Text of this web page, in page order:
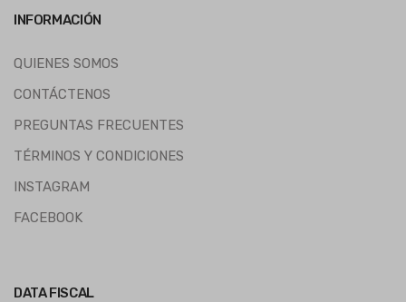
INFORMACIÓN
QUIENES SOMOS
CONTÁCTENOS
PREGUNTAS FRECUENTES
TÉRMINOS Y CONDICIONES
INSTAGRAM
FACEBOOK
DATA FISCAL